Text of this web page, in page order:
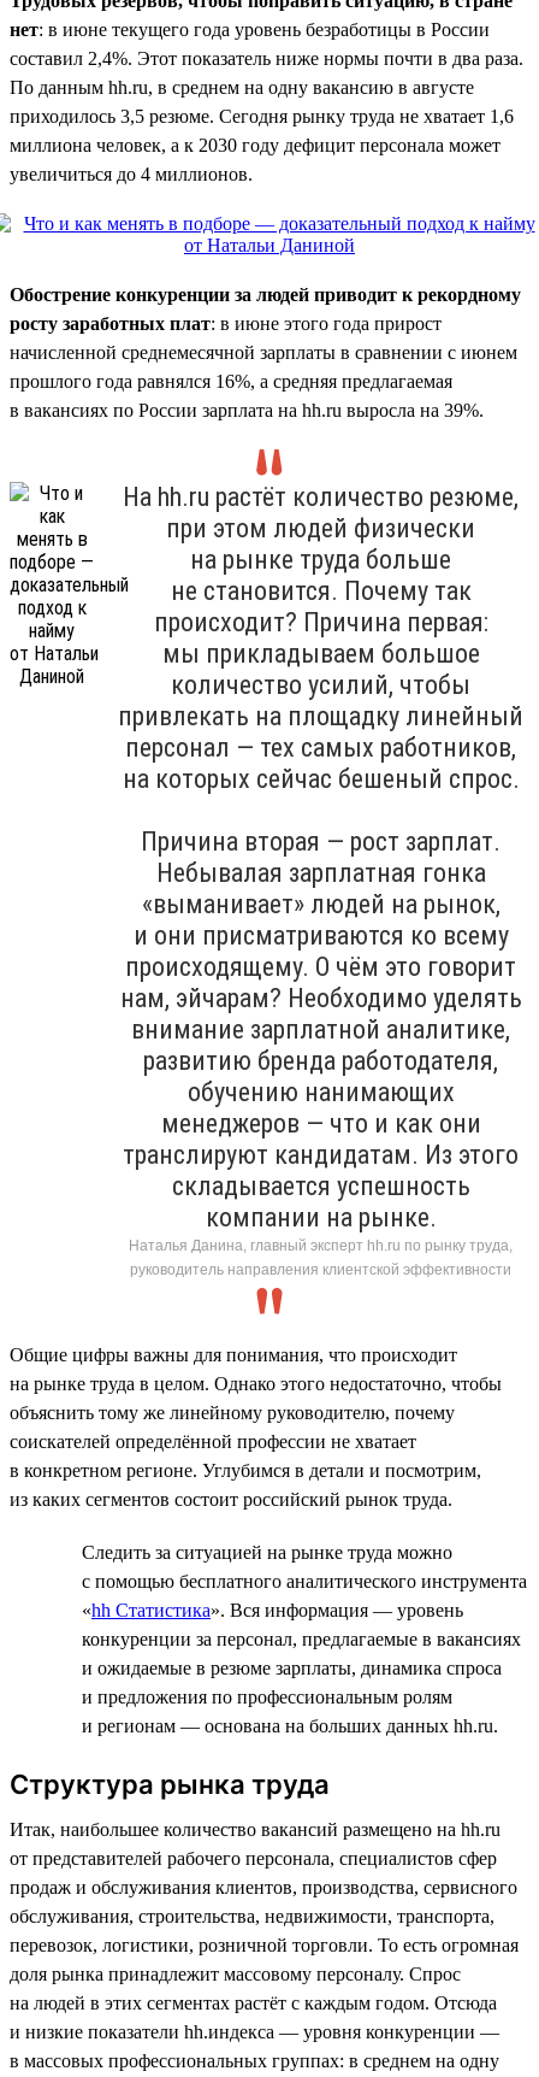
нет: в июне текущего года уровень безработицы в России
составил 2,4%. Этот показатель ниже нормы почти в два раза.
По данным hh.ru, в среднем на одну вакансию в августе
приходилось 3,5 резюме. Сегодня рынку труда не хватает 1,6
миллиона человек, а к 2030 году дефицит персонала может
увеличиться до 4 миллионов.
Обострение конкуренции за людей приводит к рекордному
росту заработных плат: в июне этого года прирост
начисленной среднемесячной зарплаты в сравнении с июнем
прошлого года равнялся 16%, а средняя предлагаемая
в вакансиях по России зарплата на hh.ru выросла на 39%.
На hh.ru растёт количество резюме,
при этом людей физически
на рынке труда больше
не становится. Почему так
происходит? Причина первая:
мы прикладываем большое
количество усилий, чтобы
привлекать на площадку линейный
персонал — тех самых работников,
на которых сейчас бешеный спрос.
Причина вторая — рост зарплат.
Небывалая зарплатная гонка
«выманивает» людей на рынок,
и они присматриваются ко всему
происходящему. О чём это говорит
нам, эйчарам? Необходимо уделять
внимание зарплатной аналитике,
развитию бренда работодателя,
обучению нанимающих
менеджеров — что и как они
транслируют кандидатам. Из этого
складывается успешность
компании на рынке.
Наталья Данина, главный эксперт hh.ru по рынку труда,
руководитель направления клиентской эффективности
Общие цифры важны для понимания, что происходит
на рынке труда в целом. Однако этого недостаточно, чтобы
объяснить тому же линейному руководителю, почему
соискателей определённой профессии не хватает
в конкретном регионе. Углубимся в детали и посмотрим,
из каких сегментов состоит российский рынок труда.
Следить за ситуацией на рынке труда можно
с помощью бесплатного аналитического инструмента
«hh Статистика». Вся информация — уровень
конкуренции за персонал, предлагаемые в вакансиях
и ожидаемые в резюме зарплаты, динамика спроса
и предложения по профессиональным ролям
и регионам — основана на больших данных hh.ru.
Структура рынка труда
Итак, наибольшее количество вакансий размещено на hh.ru
от представителей рабочего персонала, специалистов сфер
продаж и обслуживания клиентов, производства, сервисного
обслуживания, строительства, недвижимости, транспорта,
перевозок, логистики, розничной торговли. То есть огромная
доля рынка принадлежит массовому персоналу. Спрос
на людей в этих сегментах растёт с каждым годом. Отсюда
и низкие показатели hh.индекса — уровня конкуренции —
в массовых профессиональных группах: в среднем на одну